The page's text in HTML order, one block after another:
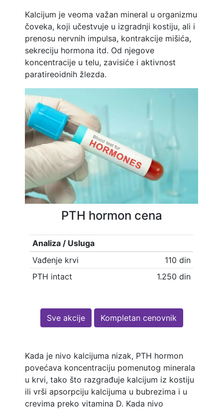
Kalcijum je veoma važan mineral u organizmu
čoveka, koji učestvuje u izgradnji kostiju, ali i
prenosu nervnih impulsa, kontrakcije mišića,
sekreciju hormona itd. Od njegove
koncentracije u telu, zavisiće i aktivnost
paratireoidnih žlezda.
PTH hormon cena
Analiza / Usluga
Vađenje krvi
110 din
PTH intact
1.250 din
Sve akcije Kompletan cenovnik
Kada je nivo kalcijuma nizak, PTH hormon
povećava koncentraciju pomenutog minerala
u krvi, tako što razgrađuje kalcijum iz kostiju
ili vrši apsorpciju kalcijuma u bubrezima i u
crevima preko vitamina D. Kada nivo